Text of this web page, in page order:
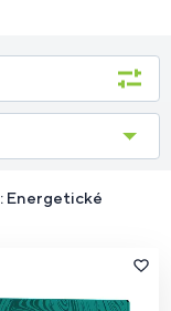
Energetické